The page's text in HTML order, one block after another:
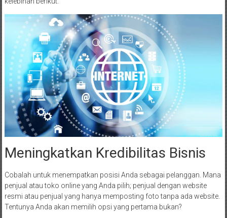
Meningkatkan Kredibilitas Bisnis
Cobalah untuk menempatkan posisi Anda sebagai pelanggan. Mana
penjual atau toko online yang Anda pilih; penjual dengan website
resmi atau penjual yang hanya memposting foto tanpa ada website.
Tentunya Anda akan memilih opsi yang pertama bukan?